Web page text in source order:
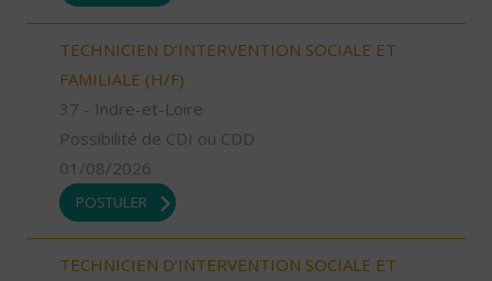
TECHNICIEN D’INTERVENTION SOCIALE ET
FAMILIALE (H/F)
37 - Indre-et-Loire
Possibilité de CDI ou CDD
01/08/2026
POSTULER
TECHNICIEN D’INTERVENTION SOCIALE ET